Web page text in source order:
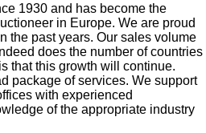
1930 and has become the
in Europe. We are proud
the past years. Our sales volume
does the number of countries
that this growth will continue.
package of services. We support
with experienced
of the appropriate industry